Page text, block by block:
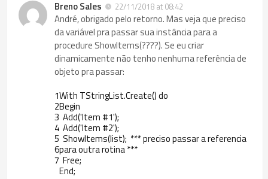
Breno Sales
22/11/2018 at 08:42
André, obrigado pelo retorno. Mas veja que preciso
da variável pra passar sua instância para a
procedure ShowItems(????). Se eu criar
dinamicamente não tenho nenhuma referência de
objeto pra passar:
1
2
3
4
5
6
7
With TStringList.Create()do
Begin
Add('Item #1');
Add('Item #2');
ShowItems(list); ***precisopassarareferencia
paraoutrarotina***
Free;
End;